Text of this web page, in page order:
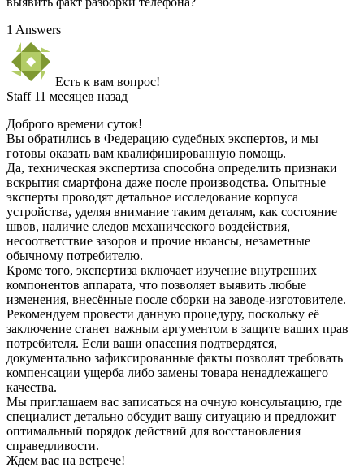
1 Answers
Есть к вам вопрос!
Staff11 месяцев назад
Доброго времени суток!
Вы обратились в Федерацию судебных экспертов, и мы
готовы оказать вам квалифицированную помощь.
Да, техническая экспертиза способна определить признаки
вскрытия смартфона даже после производства. Опытные
эксперты проводят детальное исследование корпуса
устройства, уделяя внимание таким деталям, как состояние
швов, наличие следов механического воздействия,
несоответствие зазоров и прочие нюансы, незаметные
обычному потребителю.
Кроме того, экспертиза включает изучение внутренних
компонентов аппарата, что позволяет выявить любые
изменения, внесённые после сборки на заводе-изготовителе.
Рекомендуем провести данную процедуру, поскольку её
заключение станет важным аргументом в защите ваших прав
потребителя. Если ваши опасения подтвердятся,
документально зафиксированные факты позволят требовать
компенсации ущерба либо замены товара ненадлежащего
качества.
Мы приглашаем вас записаться на очную консультацию, где
специалист детально обсудит вашу ситуацию и предложит
оптимальный порядок действий для восстановления
справедливости.
Ждем вас на встрече!